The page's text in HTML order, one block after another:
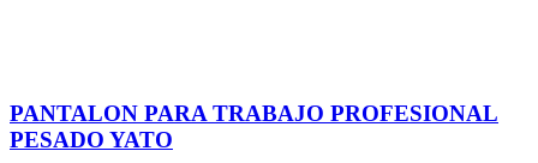
PANTALON PARA TRABAJO PROFESIONAL
PESADO YATO